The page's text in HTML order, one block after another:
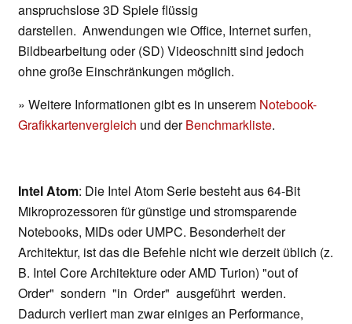
anspruchslose 3D Spiele flüssig
darstellen. Anwendungen wie Office, Internet surfen,
Bildbearbeitung oder (SD) Videoschnitt sind jedoch
ohne große Einschränkungen möglich.
» Weitere Informationen gibt es in unserem Notebook-
Grafikkartenvergleich und derBenchmarkliste.
Intel Atom: Die Intel Atom Serie besteht aus 64-Bit
Mikroprozessoren für günstige und stromsparende
Notebooks, MIDs oder UMPC. Besonderheit der
Architektur, ist das die Befehle nicht wie derzeit üblich (z.
B. Intel Core Architekture oder AMD Turion) "out of
Order" sondern "in Order" ausgeführt werden.
Dadurch verliert man zwar einiges an Performance,